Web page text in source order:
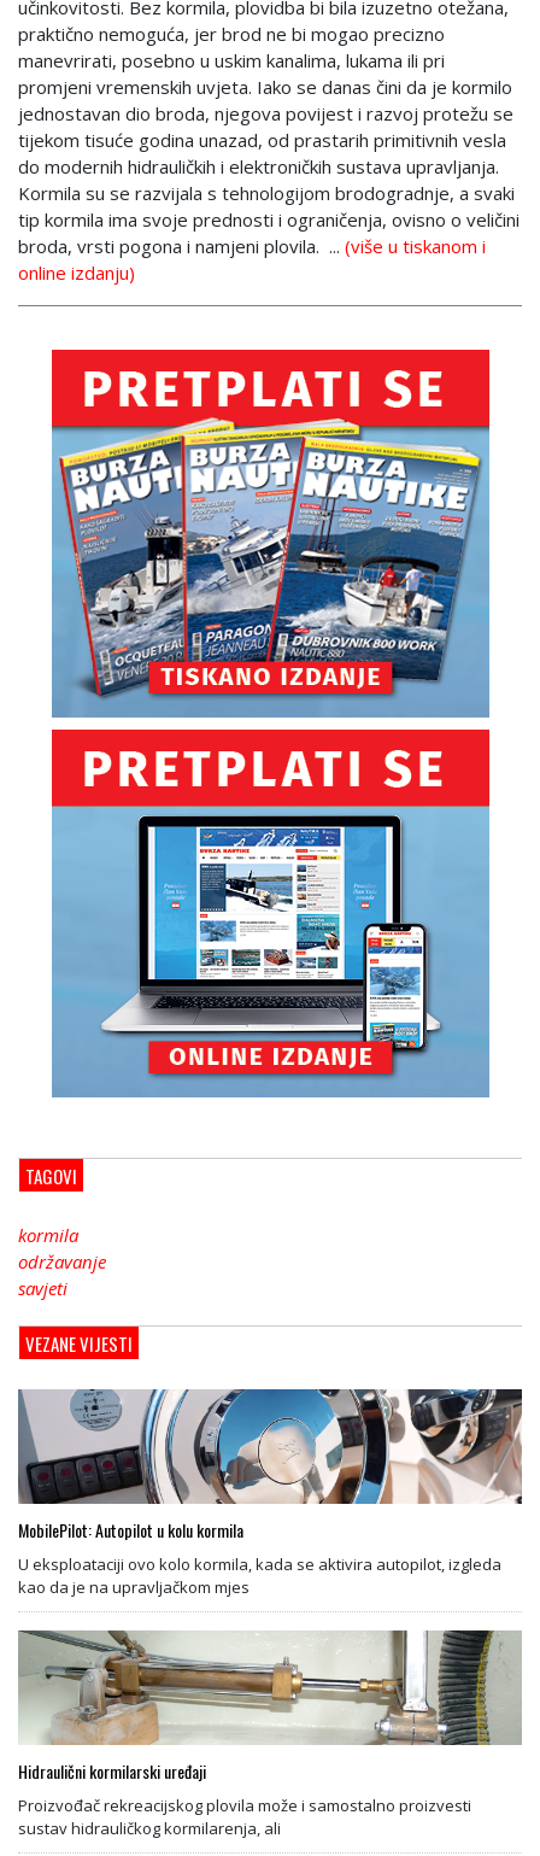
učinkovitosti. Bez kormila, plovidba bi bila izuzetno otežana,
praktično nemoguća, jer brod ne bi mogao precizno
manevrirati, posebno u uskim kanalima, lukama ili pri
promjeni vremenskih uvjeta. Iako se danas čini da je kormilo
jednostavan dio broda, njegova povijest i razvoj protežu se
tijekom tisuće godina unazad, od prastarih primitivnih vesla
do modernih hidrauličkih i elektroničkih sustava upravljanja.
Kormila su se razvijala s tehnologijom brodogradnje, a svaki
tip kormila ima svoje prednosti i ograničenja, ovisno o veličini
broda, vrsti pogona i namjeni plovila. ... (više u tiskanom i
online izdanju)
TAGOVI
kormila
održavanje
savjeti
VEZANE VIJESTI
MobilePilot: Autopilot u kolu kormila
U eksploataciji ovo kolo kormila, kada se aktivira autopilot, izgleda
kao da je na upravljačkom mjes
Hidraulični kormilarski uređaji
Proizvođač rekreacijskog plovila može i samostalno proizvesti
sustav hidrauličkog kormilarenja, ali